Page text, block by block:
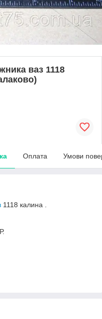
ваз 1118
Оплата Умови
1118 калина .